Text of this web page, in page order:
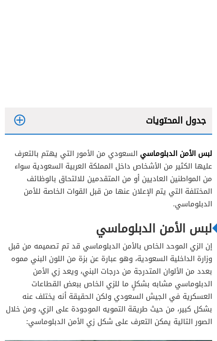
جدول المحتويات
سلم رواتب الضباط في الأمن الدبلوماسي
لبس الأمن الدبلوماسي السعودي من الأمور التي يهتم بالتعرف
عليها الكثير من الأشخاص داخل المملكة العربية السعودية سواء
من المواطنين العاديين أو من المتقدمين للالتحاق بالوظائف
المختلفة التي يتم الإعلان عنها من قبل القوات الخاصة للأمن
الدبلوماسي.
لبس الأمن الدبلوماسي
إن الزي الموحد الخاص بالأمن الدبلوماسي قد تم تصميمه من قبل
وزارة الداخلية السعودية، وهو عبارة عن بزة من اللون البني مموه
بعدد من الألوان المتدرجة من درجات البني، ويعد زي الأمن
الدبلوماسي مشابه بشكلٍ ما للزي الخاص ببعض القطاعات
العسكرية في الجيش السعودي ولكن الحقيقة أنه يختلف عنه
بشكل كبير، من حيث طريقة التمويه الموجودة على الزي، ومن خلال
الصور التالية يمكن التعرف على شكل زي الأمن الدبلوماسي: